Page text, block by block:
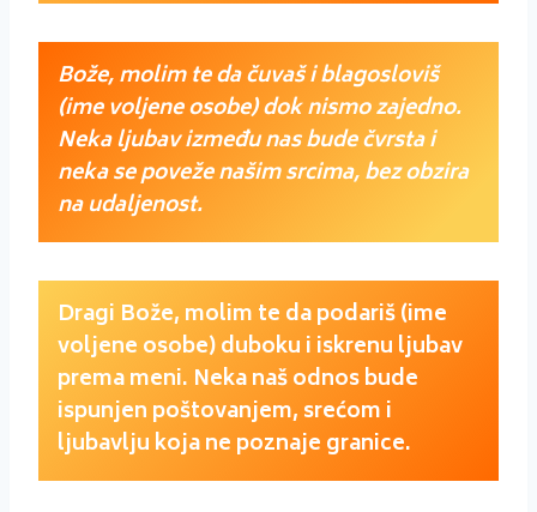
Bože, molim te da čuvaš i blagosloviš
(ime voljene osobe) dok nismo zajedno.
Neka ljubav između nas bude čvrsta i
neka se poveže našim srcima, bez obzira
na udaljenost.
Dragi Bože, molim te da podariš (ime
voljene osobe) duboku i iskrenu ljubav
prema meni. Neka naš odnos bude
ispunjen poštovanjem, srećom i
ljubavlju koja ne poznaje granice.